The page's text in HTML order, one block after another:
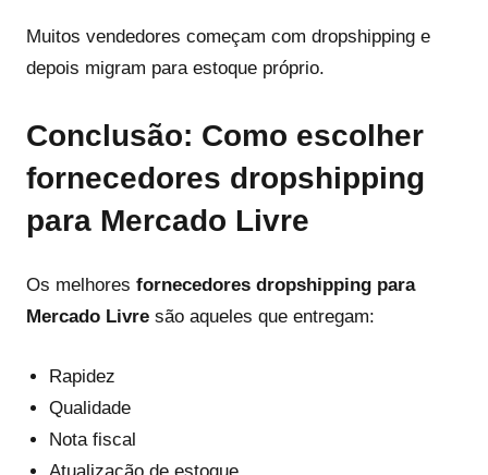
Muitos vendedores começam com dropshipping e
depois migram para estoque próprio.
Conclusão: Como escolher
fornecedores dropshipping
para Mercado Livre
Os melhores fornecedores dropshipping para
Mercado Livre são aqueles que entregam:
Rapidez
Qualidade
Nota fiscal